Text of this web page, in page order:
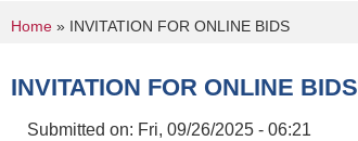
You are here
Home » INVITATION FOR ONLINE BIDS
INVITATION FOR ONLINE BIDS
Submitted on: Fri, 09/26/2025 - 06:21